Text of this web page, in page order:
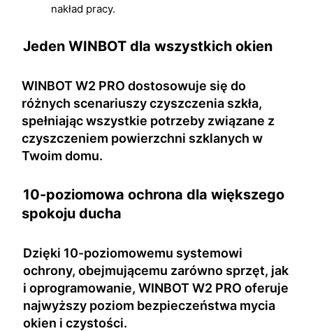
nakład pracy.
Jeden WINBOT dla wszystkich okien
WINBOT W2 PRO dostosowuje się do
różnych scenariuszy czyszczenia szkła,
spełniając wszystkie potrzeby związane z
czyszczeniem powierzchni szklanych w
Twoim domu.
10-poziomowa ochrona dla większego
spokoju ducha
Dzięki 10-poziomowemu systemowi
ochrony, obejmującemu zarówno sprzęt, jak
i oprogramowanie, WINBOT W2 PRO oferuje
najwyższy poziom bezpieczeństwa mycia
okien i czystości.